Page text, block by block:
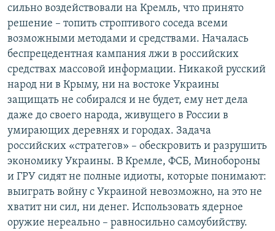
сильно воздействовали на Кремль, что принято
решение – топить строптивого соседа всеми
возможными методами и средствами. Началась
беспрецедентная кампания лжи в российских
средствах массовой информации. Никакой русский
народ ни в Крыму, ни на востоке Украины
защищать не собирался и не будет, ему нет дела
даже до своего народа, живущего в России в
умирающих деревнях и городах. Задача
российских «стратегов» – обескровить и разрушить
экономику Украины. В Кремле, ФСБ, Минобороны
и ГРУ сидят не полные идиоты, которые понимают:
выиграть войну с Украиной невозможно, на это не
хватит ни сил, ни денег. Использовать ядерное
оружие нереально – равносильно самоубийству.